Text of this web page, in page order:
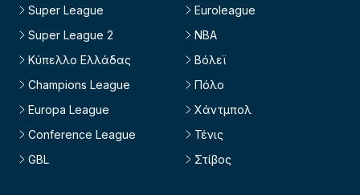
Super League
Super League 2
Κύπελλο Ελλάδας
Champions League
Europa League
Conference League
GBL
Euroleague
NBA
Βόλεϊ
Πόλο
Χάντμπολ
Τένις
Στίβος